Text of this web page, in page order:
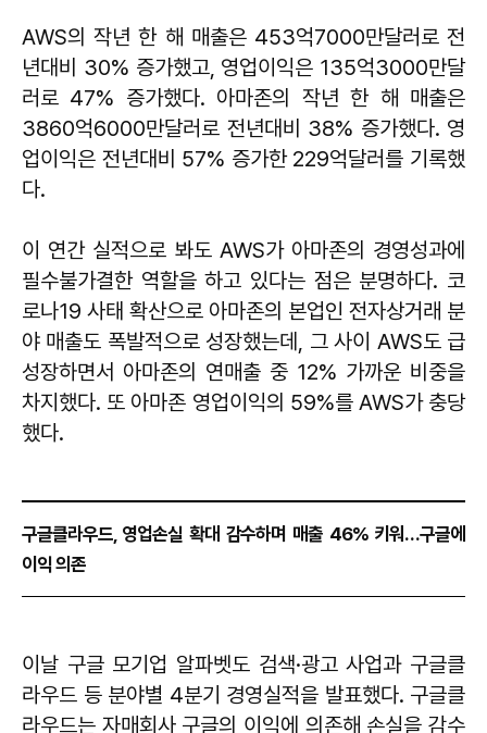
AWS의 작년 한 해 매출은 453억7000만달러로 전
년대비 30% 증가했고, 영업이익은 135억3000만달
러로 47% 증가했다. 아마존의 작년 한 해 매출은
3860억6000만달러로 전년대비 38% 증가했다. 영
업이익은 전년대비 57% 증가한 229억달러를 기록했
다.
이 연간 실적으로 봐도 AWS가 아마존의 경영성과에
필수불가결한 역할을 하고 있다는 점은 분명하다. 코
로나19 사태 확산으로 아마존의 본업인 전자상거래 분
야 매출도 폭발적으로 성장했는데, 그 사이 AWS도 급
성장하면서 아마존의 연매출 중 12% 가까운 비중을
차지했다. 또 아마존 영업이익의 59%를 AWS가 충당
했다.
구글클라우드, 영업손실 확대 감수하며 매출 46% 키워…구글에
이익 의존
이날 구글 모기업 알파벳도 검색·광고 사업과 구글클
라우드 등 분야별 4분기 경영실적을 발표했다. 구글클
라우드는 자매회사 구글의 이익에 의존해 손실을 감수